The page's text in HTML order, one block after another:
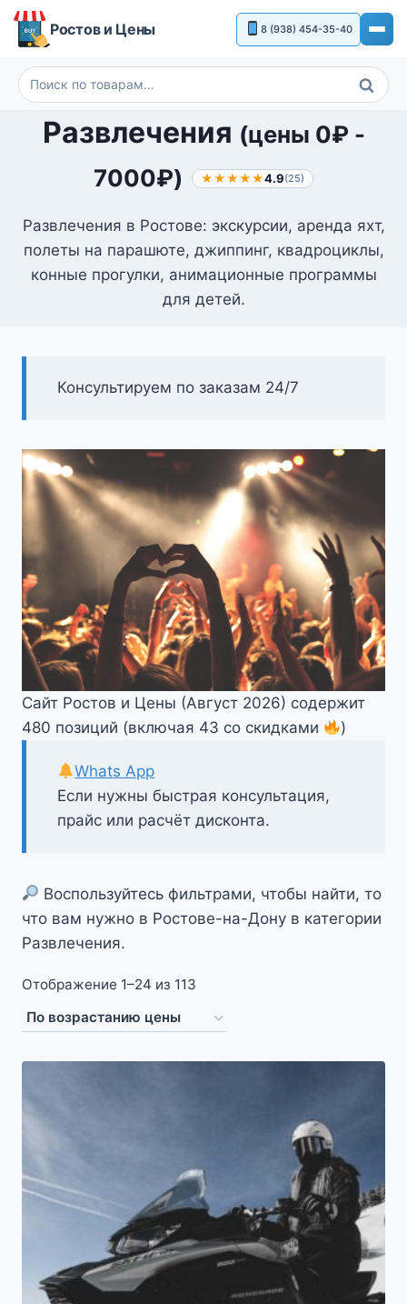
Перейти
Ростов и Цены 8 (938) 454-35-40
Искать:
Поиск
Развлечения (цены 0₽ -
7000₽) ★★★★★4.9(25)
Развлечения в Ростове: экскурсии, аренда яхт,
полеты на парашюте, джиппинг, квадроциклы,
конные прогулки, анимационные программы
для детей.
Консультируем по заказам 24/7
Сайт Ростов и Цены (Август 2026) содержит
480 позиций (включая 43 со скидками
)
Если нужны быстрая консультация,
прайс или расчёт дисконта.
Whats App
Воспользуйтесь фильтрами, чтобы найти, то
что вам нужно в Ростове-на-Дону в категории
Развлечения.
Отображение 1–24 из 113
возрастанию